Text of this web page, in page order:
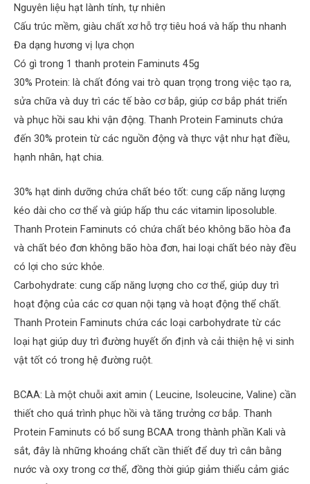
Nguyên liệu hạt lành tính, tự nhiên
Cấu trúc mềm, giàu chất xơ hỗ trợ tiêu hoá và hấp thu nhanh
Đa dạng hương vị lựa chọn
Có gì trong 1 thanh protein Faminuts 45g
30% Protein: là chất đóng vai trò quan trọng trong việc tạo ra,
sửa chữa và duy trì các tế bào cơ bắp, giúp cơ bắp phát triển
và phục hồi sau khi vận động. Thanh Protein Faminuts chứa
đến 30% protein từ các nguồn động và thực vật như hạt điều,
hạnh nhân, hạt chia.
30% hạt dinh dưỡng chứa chất béo tốt: cung cấp năng lượng
kéo dài cho cơ thể và giúp hấp thu các vitamin liposoluble.
Thanh Protein Faminuts có chứa chất béo không bão hòa đa
và chất béo đơn không bão hòa đơn, hai loại chất béo này đều
có lợi cho sức khỏe.
Carbohydrate: cung cấp năng lượng cho cơ thể, giúp duy trì
hoạt động của các cơ quan nội tạng và hoạt động thể chất.
Thanh Protein Faminuts chứa các loại carbohydrate từ các
loại hạt giúp duy trì đường huyết ổn định và cải thiện hệ vi sinh
vật tốt có trong hệ đường ruột.
BCAA: Là một chuỗi axit amin ( Leucine, Isoleucine, Valine) cần
thiết cho quá trình phục hồi và tăng trưởng cơ bắp. Thanh
Protein Faminuts có bổ sung BCAA trong thành phần Kali và
sắt, đây là những khoáng chất cần thiết để duy trì cân bằng
nước và oxy trong cơ thể, đồng thời giúp giảm thiểu cảm giác